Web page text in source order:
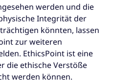
werden und die
Integrität der
könnten, lassen
zur weiteren
EthicsPoint ist eine
die ethische Verstöße
werden können.